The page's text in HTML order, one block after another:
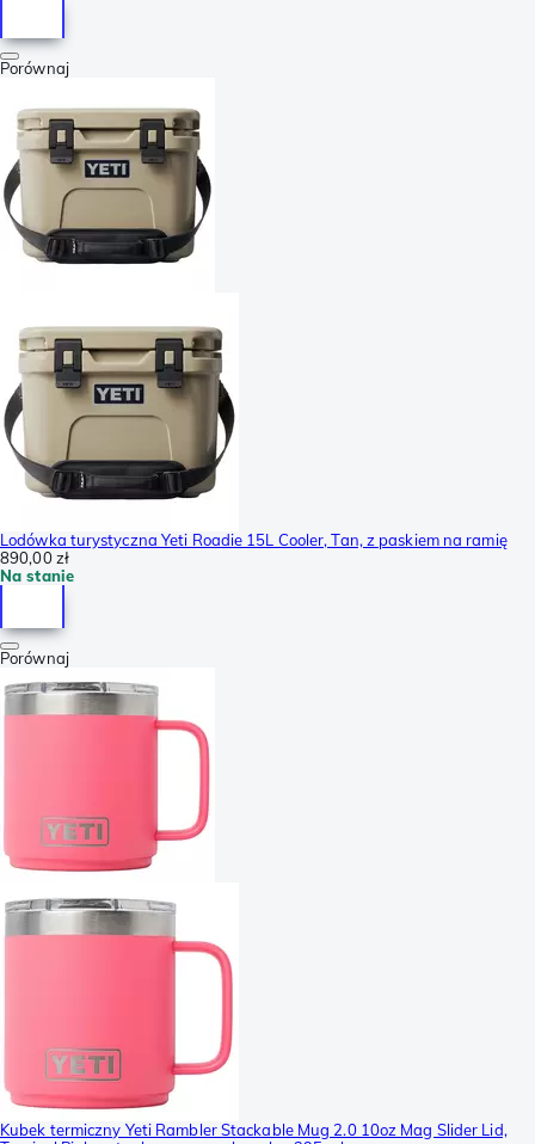
Porównaj
Lodówka turystyczna Yeti Roadie 15L Cooler, Tan, z paskiem na ramię
890,00 zł
Na stanie
Porównaj
Kubek termiczny Yeti Rambler Stackable Mug 2.0 10oz Mag Slider Lid,